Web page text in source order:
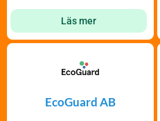
Läs mer
EcoGuard AB